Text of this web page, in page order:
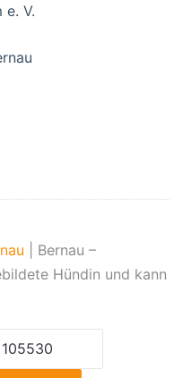
V.
Bernau –
Hündin und kann